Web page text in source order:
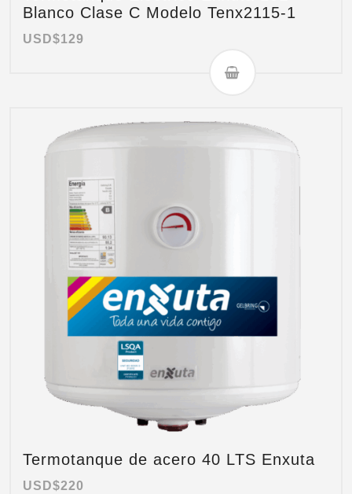
Blanco Clase C Modelo Tenx2115-1
USD$129
Termotanque de acero 40 LTS Enxuta
USD$220